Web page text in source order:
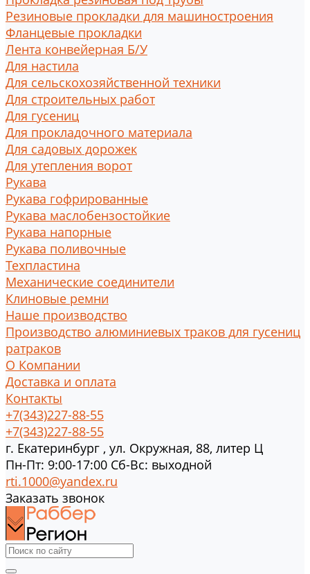
Резиновые прокладки для машиностроения
Фланцевые прокладки
Лента конвейерная Б/У
Для настила
Для сельскохозяйственной техники
Для строительных работ
Для гусениц
Для прокладочного материала
Для садовых дорожек
Для утепления ворот
Рукава
Рукава гофрированные
Рукава маслобензостойкие
Рукава напорные
Рукава поливочные
Техпластина
Механические соединители
Клиновые ремни
Наше производство
Производство алюминиевых траков для гусениц
ратраков
О Компании
Доставка и оплата
Контакты
+7(343)227-88-55
+7(343)227-88-55
г. Екатеринбург , ул. Окружная, 88, литер Ц
Пн-Пт: 9:00-17:00 Cб-Вс: выходной
rti.1000@yandex.ru
Заказать звонок